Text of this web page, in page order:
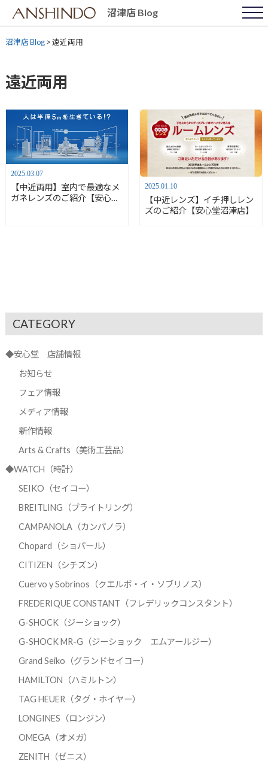
content
沼津店 Blog
沼津店 Blog>遠近両用
遠近両用
2025.03.07
【中近両用】室内で最適なメ
ガネレンズのご紹介【安心堂
2025.01.10
【中近レンズ】イチ押しレン
ズのご紹介【安心堂沼津店】
CATEGORY
◆安心堂 店舗情報
お知らせ
フェア情報
メディア情報
新作情報
Arts & Crafts（美術工芸品）
◆WATCH（時計）
SEIKO（セイコー）
BREITLING（ブライトリング）
CAMPANOLA（カンパノラ）
Chopard（ショパール）
CITIZEN（シチズン）
Cuervo y Sobrinos（クエルボ・イ・ソブリノス）
FREDERIQUE CONSTANT（フレデリックコンスタント）
G-SHOCK（ジーショック）
G-SHOCK MR-G（ジーショック エムアールジー）
Grand Seiko（グランドセイコー）
HAMILTON（ハミルトン）
TAG HEUER（タグ・ホイヤー）
LONGINES（ロンジン）
OMEGA（オメガ）
ZENITH（ゼニス）